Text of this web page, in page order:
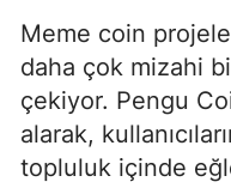
Meme coin
daha çok mizahi
çekiyor. Pengu
alarak,
topluluk içinde